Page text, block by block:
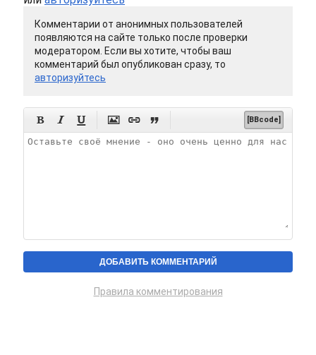
Комментарии от анонимных пользователей
появляются на сайте только после проверки
модератором. Если вы хотите, чтобы ваш
комментарий был опубликован сразу, то
авторизуйтесь
      [BBcode]
Правила комментирования